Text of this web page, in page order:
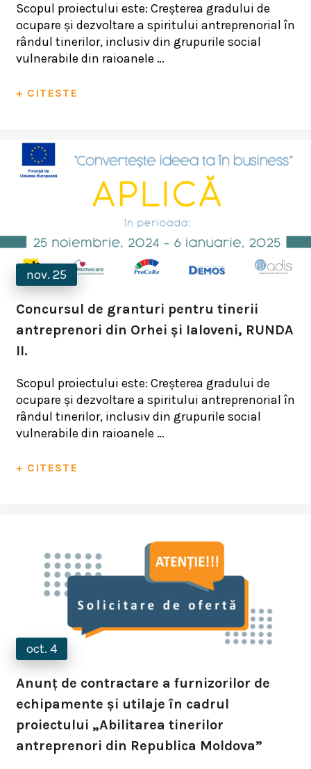
Scopul proiectului este: Creşterea gradului de
ocupare şi dezvoltare a spiritului antreprenorial în
rândul tinerilor, inclusiv din grupurile social
vulnerabile din raioanele …
+ CITESTE
nov. 25
Concursul de granturi pentru tinerii
antreprenori din Orhei și Ialoveni, RUNDA
II.
Scopul proiectului este: Creşterea gradului de
ocupare şi dezvoltare a spiritului antreprenorial în
rândul tinerilor, inclusiv din grupurile social
vulnerabile din raioanele …
+ CITESTE
oct. 4
Anunț de contractare a furnizorilor de
echipamente și utilaje în cadrul
proiectului „Abilitarea tinerilor
antreprenori din Republica Moldova”